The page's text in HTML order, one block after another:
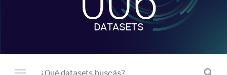
DATASETS